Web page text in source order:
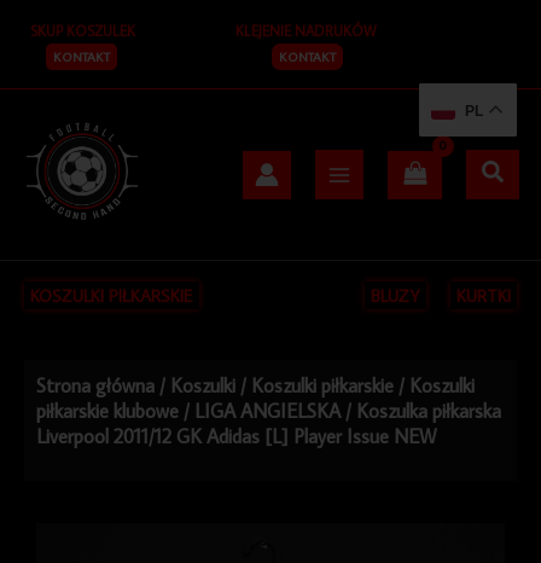
treści
SKUP KOSZULEK
KONTAKT
KLEJENIE NADRUKÓW
KONTAKT
KOSZULKI PIŁKARSKIE BLUZY KURTKI
Strona główna / Koszulki / Koszulki piłkarskie / Koszulki
piłkarskie klubowe / LIGA ANGIELSKA / Koszulka piłkarska
Liverpool 2011/12 GK Adidas [L] Player Issue NEW
PL